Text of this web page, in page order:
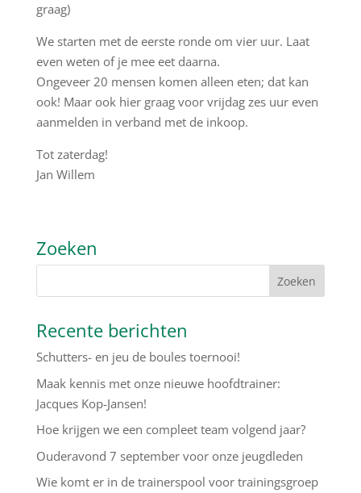
graag)
We starten met de eerste ronde om vier uur. Laat
even weten of je mee eet daarna.
Ongeveer 20 mensen komen alleen eten; dat kan
ook! Maar ook hier graag voor vrijdag zes uur even
aanmelden in verband met de inkoop.
Tot zaterdag!
Jan Willem
Zoeken
Recente berichten
Schutters- en jeu de boules toernooi!
Maak kennis met onze nieuwe hoofdtrainer:
Jacques Kop-Jansen!
Hoe krijgen we een compleet team volgend jaar?
Ouderavond 7 september voor onze jeugdleden
Wie komt er in de trainerspool voor trainingsgroep